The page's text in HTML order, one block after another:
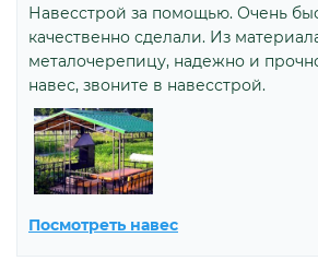
Навесстрой за помощью. Очень
качественно сделали. Из
металочерепицу, надежно и
навес, звоните в навесстрой.
Посмотреть навес